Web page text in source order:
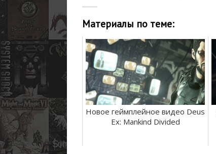
Материалы по теме:
Новое геймплейное видео Deus
Ex: Mankind Divided